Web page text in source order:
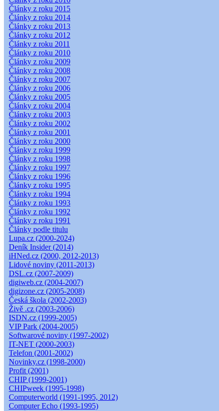
Články z roku 2015
Články z roku 2014
Články z roku 2013
Články z roku 2012
Články z roku 2011
Články z roku 2010
Články z roku 2009
Články z roku 2008
Články z roku 2007
Články z roku 2006
Články z roku 2005
Články z roku 2004
Články z roku 2003
Články z roku 2002
Články z roku 2001
Články z roku 2000
Články z roku 1999
Články z roku 1998
Články z roku 1997
Články z roku 1996
Články z roku 1995
Články z roku 1994
Články z roku 1993
Články z roku 1992
Články z roku 1991
Články podle titulu
Lupa.cz (2000-2024)
Deník Insider (2014)
iHNed.cz (2000, 2012-2013)
Lidové noviny (2011-2013)
DSL.cz (2007-2009)
digiweb.cz (2004-2007)
digizone.cz (2005-2008)
Česká škola (2002-2003)
Živě .cz (2003-2006)
ISDN.cz (1999-2005)
VIP Park (2004-2005)
Softwarové noviny (1997-2002)
IT-NET (2000-2003)
Telefon (2001-2002)
Novinky.cz (1998-2000)
Profit (2001)
CHIP (1999-2001)
CHIPweek (1995-1998)
Computerworld (1991-1995, 2012)
Computer Echo (1993-1995)